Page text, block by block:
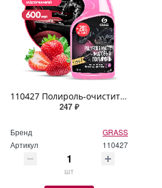
110427 Полироль-очиститель пластика матовый GRASS "Polyrole Matte" клубника 600мл
247 ₽
Бренд
GRASS
Артикул
110427
шт